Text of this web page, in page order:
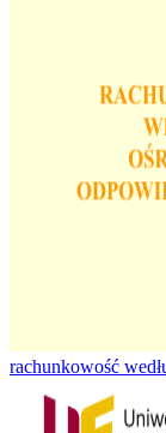
rachunkowość